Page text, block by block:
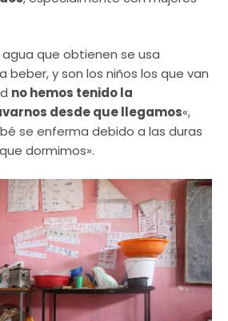
que obtienen se usa
beber, y son los niños los que van
no hemos tenido la
desde que llegamos«,
se enferma debido a las duras
dormimos».